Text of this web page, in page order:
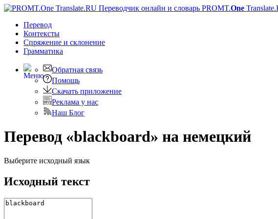
PROMT.One
Перевод
Контексты
Спряжение и склонение
Грамматика
Обратная связь
Помощь
Скачать приложение
Реклама у нас
Наш Блог
Перевод «blackboard» на немецкий
Выберите исходный язык
Исходный текст